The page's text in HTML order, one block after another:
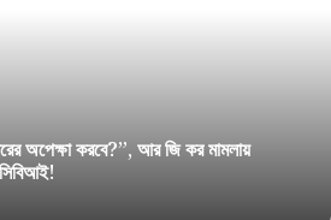
অপেক্ষা করবে?”, আর জি কর মামলায়